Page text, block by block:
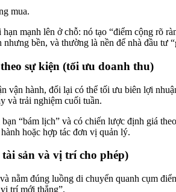
mua.
mạnh lên ở chỗ: nó tạo “điểm cộng rõ
bền, và thường là nền để nhà đầu tư
sự kiện (tối ưu doanh thu)
vận hành, đổi lại có thể tối ưu biên lợi
và trải nghiệm cuối tuần.
“bám lịch” và có chiến lược định giá
hoặc hợp tác đơn vị quản lý.
sản và vị trí cho phép)
nằm đúng luồng di chuyển quanh cụm
trí mới thắng”.